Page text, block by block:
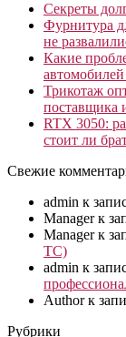
Секреты
Фурнитура
не
Какие
Трикотаж
поставщика
RTX 3050:
стоит ли
Свежие
admin к
Managerк
Managerк
ТС)
admin к
Authorк
Рубрики